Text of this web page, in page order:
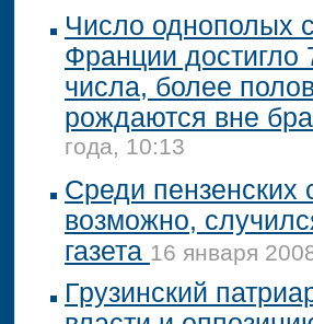
Число однополых
Франции достигло
числа, более
рождаются вне
года, 10:13
Среди пензенских
возможно,
газета 16 января
Грузинский